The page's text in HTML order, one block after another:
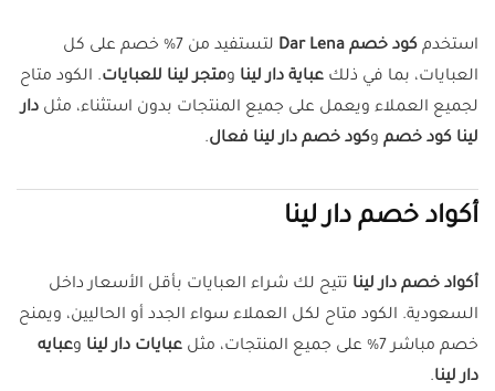
استخدم كود خصم Dar Lena
لتستفيد من 7% خصم على كل
العبايات، بما في ذلك عباية دار لينا ومتجر لينا للعبايات. الكود متاح
لجميع العملاء ويعمل على جميع المنتجات بدون استثناء، مثل دار
لينا كود خصم وكود خصم دار لينا فعال.
أكواد خصم دار لينا
أكواد خصم دار لينا تتيح لك شراء العبايات بأقل الأسعار داخل
السعودية. الكود متاح لكل العملاء سواء الجدد أو الحاليين، ويمنح
خصم مباشر 7% على جميع المنتجات، مثل
عبايات دار لينا وعبايه
دار لينا.